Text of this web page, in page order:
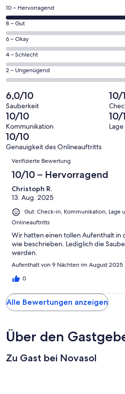
einem
neuen
Fenster
geöffnet
1
von
insgesamt
1
Gästebewertungen
haben
eine
Bewertung
von
10
-
Hervorragend
10 – Hervorragend
0
von
insgesamt
1
Gästebewertungen
haben
Bewertung
von
8
-
Gut
8 – Gut
0
von
insgesamt
1
Gästebewertungen
haben
eine
Bewertung
von
6
-
Okay
6 – Okay
0
von
insgesamt
Gästebewertungen
haben
eine
Bewertung
von
4
Schlecht
4 – Schlecht
0
von
insgesamt
1
Gästebewertungen
haben
eine
Bewertung
Ungenügend
2 – Ungenügend
6,0/10
Sauberkeit
10/
10/10
Kommunikation
10/
Lage
10/10
Genauigkeit des Onlineauftritts
Bewertungen
Verifizierte Bewertung
10/10 – Hervorragend
Christoph R.
13. Aug. 2025
Gut: Check-in, Kommunikation, Lage
Onlineauftritts
Wir hatten einen tollen Aufenthalt in
wie beschrieben. Lediglich die
werden.
Aufenthalt von 9 Nächten im August 2025
0
Alle Bewertungen anzeigen
Über den
Zu Gast bei Novasol